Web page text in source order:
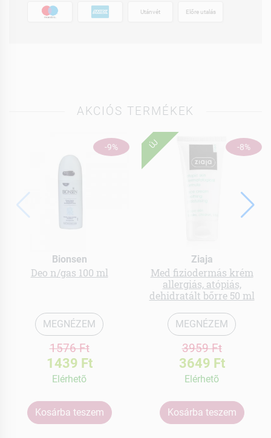
Utánvét Előre utalás
AKCIÓS TERMÉKEK
-9%
Bionsen
Deo n/gas 100 ml
MEGNÉZEM
1576 Ft
1439 Ft
Elérhetõ
Kosárba teszem
-8%
ÚJ
Ziaja
Med fiziodermás krém
allergiás, atópiás,
dehidratált bőrre 50 ml
MEGNÉZEM
3959 Ft
3649 Ft
Elérhetõ
Kosárba teszem